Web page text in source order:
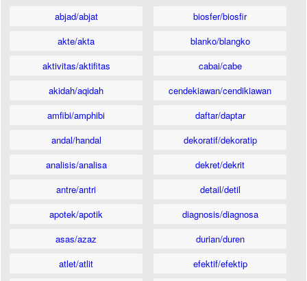
abjad/abjat
akte/akta
aktivitas/aktifitas
akidah/aqidah
amfibi/amphibi
andal/handal
analisis/analisa
antre/antri
apotek/apotik
asas/azaz
atlet/atlit
biosfer/biosfir
blanko/blangko
cabai/cabe
cendekiawan/cendikiawan
daftar/daptar
dekoratif/dekoratip
dekret/dekrit
detail/detil
diagnosis/diagnosa
durian/duren
efektif/efektip